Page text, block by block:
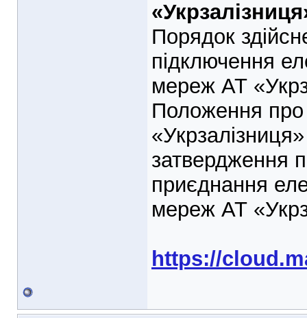
Порядок
підключення
мереж АТ
Положення про
затвердження
приєднання
мереж АТ
https://